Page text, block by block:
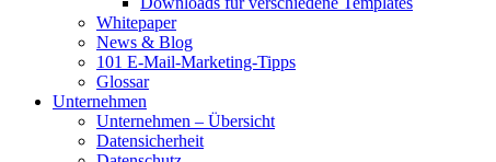
Whitepaper
News & Blog
101 E-Mail-Marketing-Tipps
Glossar
Unternehmen
Unternehmen – Übersicht
Datensicherheit